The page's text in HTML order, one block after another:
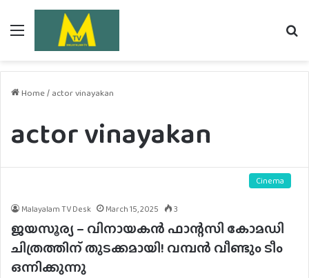
Home/ actor vinayakan
actor vinayakan
Cinema
Malayalam TV Desk March 15, 2025 3
ജയസൂര്യ – വിനായകൻ ഫാന്റസി കോമഡി
ചിത്രത്തിന് തുടക്കമായി! വമ്പൻ വീണ്ടും ടീം
ഒന്നിക്കുന്നു